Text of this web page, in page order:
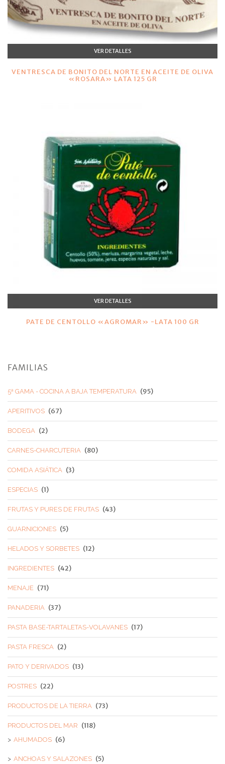
VER DETALLES
VENTRESCA DE BONITO DEL NORTE EN ACEITE DE OLIVA
«ROSARA» LATA 125 GR
VER DETALLES
PATE DE CENTOLLO «AGROMAR» -LATA 100 GR
FAMILIAS
5ª GAMA - COCINA A BAJA TEMPERATURA (95)
APERITIVOS (67)
BODEGA (2)
CARNES-CHARCUTERIA (80)
COMIDA ASIÁTICA (3)
ESPECIAS (1)
FRUTAS Y PURES DE FRUTAS (43)
GUARNICIONES (5)
HELADOS Y SORBETES (12)
INGREDIENTES (42)
MENAJE (71)
PANADERIA (37)
PASTA BASE-TARTALETAS-VOLAVANES (17)
PASTA FRESCA (2)
PATO Y DERIVADOS (13)
POSTRES (22)
PRODUCTOS DE LA TIERRA (73)
PRODUCTOS DEL MAR (118)
AHUMADOS (6)
ANCHOAS Y SALAZONES (5)